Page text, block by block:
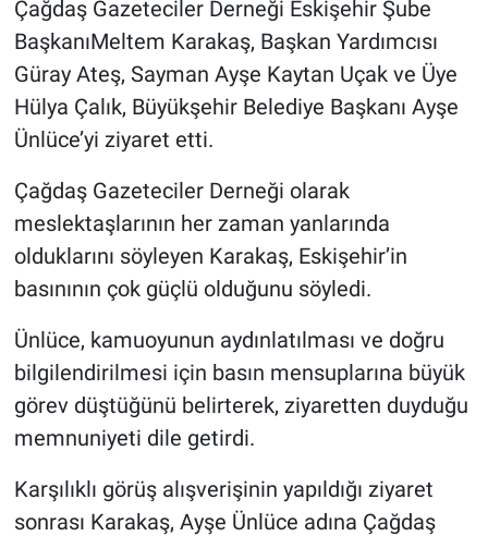
Çağdaş Gazeteciler Derneği Eskişehir Şube
BaşkanıMeltem Karakaş, Başkan Yardımcısı
Güray Ateş, Sayman Ayşe Kaytan Uçak ve Üye
Hülya Çalık, Büyükşehir Belediye Başkanı Ayşe
Ünlüce’yi ziyaret etti.
Çağdaş Gazeteciler Derneği olarak
meslektaşlarının her zaman yanlarında
olduklarını söyleyen Karakaş, Eskişehir’in
basınının çok güçlü olduğunu söyledi.
Ünlüce, kamuoyunun aydınlatılması ve doğru
bilgilendirilmesi için basın mensuplarına büyük
görev düştüğünü belirterek, ziyaretten duyduğu
memnuniyeti dile getirdi.
Karşılıklı görüş alışverişinin yapıldığı ziyaret
sonrası Karakaş, Ayşe Ünlüce adına Çağdaş